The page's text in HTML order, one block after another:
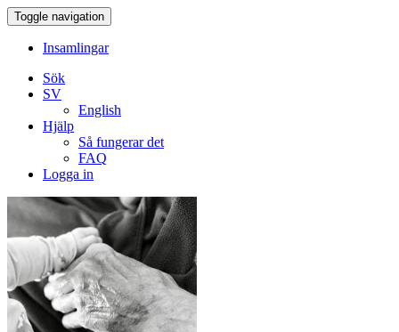
Toggle navigation
Insamlingar
Sök
SV
English
Hjälp
Så fungerar det
FAQ
Logga in